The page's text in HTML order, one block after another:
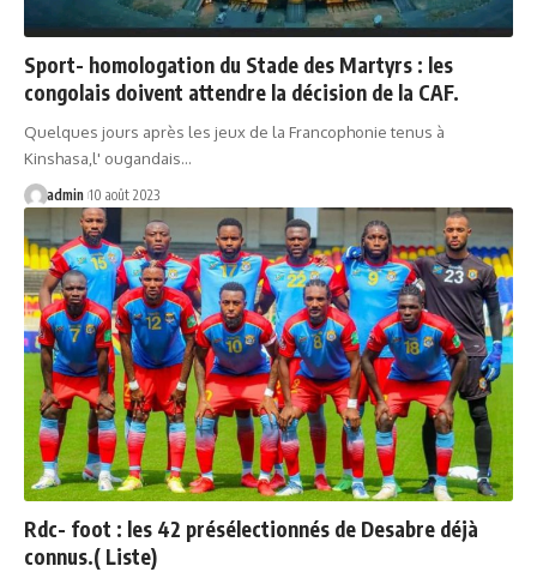
Sport- homologation du Stade des Martyrs : les
congolais doivent attendre la décision de la CAF.
Quelques jours après les jeux de la Francophonie tenus à
Kinshasa,l' ougandais…
admin 10 août 2023
Rdc- foot : les 42 présélectionnés de Desabre déjà
connus.( Liste)